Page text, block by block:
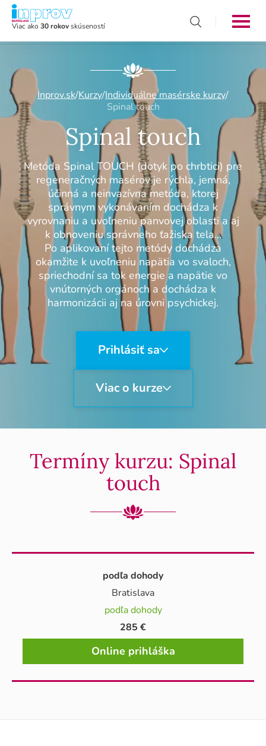
Viac ako 30 rokovskúseností
Inprov.sk/Kurzy/Individuálne masérske kurzy/
Spinal touch
Spinal touch
Metóda Spinal TOUCH (dotyk po chrbtici) pre
regeneračných masérov je rýchla, jemná,
účinná a neinvazívna metóda, ktorej
správnym vykonávaním dochádza k
vyrovnaniu a uvoľneniu panvovej oblasti a aj
k obnoveniu správneho ťažiska tela...
Po aplikovaní tejto metódy dochádza
okamžite k uvoľneniu napätia vo svaloch,
spriechodní sa tok energie a napätie vo
vnútorných orgánoch a dochádza k
harmonizácii aj na úrovni psychickej.
Prihlásiť sa
Viac o kurze
Termíny kurzu: Spinal
touch
podľa dohody
Bratislava
podľa dohody
285 €
Online prihláška